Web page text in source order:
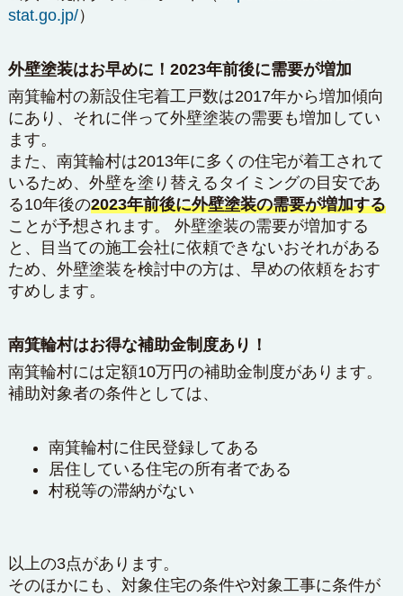
stat.go.jp/）
外壁塗装はお早めに！2023年前後に需要が増加
南箕輪村の新設住宅着工戸数は2017年から増加傾向
にあり、それに伴って外壁塗装の需要も増加してい
ます。
また、南箕輪村は2013年に多くの住宅が着工されて
いるため、外壁を塗り替えるタイミングの目安であ
る10年後の2023年前後に外壁塗装の需要が増加する
ことが予想されます。 外壁塗装の需要が増加する
と、目当ての施工会社に依頼できないおそれがある
ため、外壁塗装を検討中の方は、早めの依頼をおす
すめします。
南箕輪村はお得な補助金制度あり！
南箕輪村には定額10万円の補助金制度があります。
補助対象者の条件としては、
南箕輪村に住民登録してある
居住している住宅の所有者である
村税等の滞納がない
以上の3点があります。
そのほかにも、対象住宅の条件や対象工事に条件が